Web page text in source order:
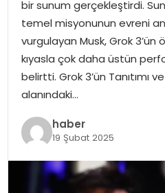
SPOR
EĞITIM
OTOMOBIL
TEKNOLOJI
EKONOMI
bir sunum gerçekleştirdi.
temel misyonunun evreni
vurgulayan Musk, Grok 3’ün
kıyasla çok daha üstün
belirtti. Grok 3’ün Tanıtımı
alanındaki…
haber
19 Şubat 2025